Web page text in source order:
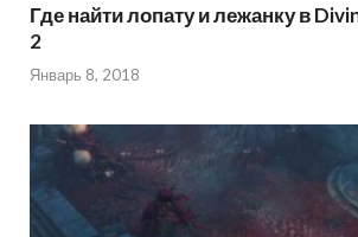
Где найти лопату и лежанку в
2
Январь 8, 2018